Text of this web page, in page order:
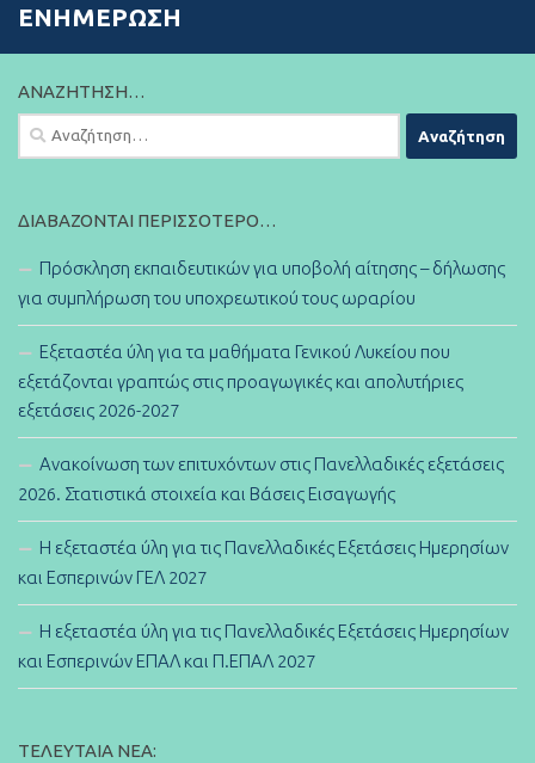
ΕΝΗΜΈΡΩΣΗ
ΑΝΑΖΉΤΗΣΗ…
Αναζήτηση
για:
ΔΙΑΒΆΖΟΝΤΑΙ ΠΕΡΙΣΣΌΤΕΡΟ…
Πρόσκληση εκπαιδευτικών για υποβολή αίτησης – δήλωσης
για συμπλήρωση του υποχρεωτικού τους ωραρίου
Εξεταστέα ύλη για τα μαθήματα Γενικού Λυκείου που
εξετάζονται γραπτώς στις προαγωγικές και απολυτήριες
εξετάσεις 2026-2027
Ανακοίνωση των επιτυχόντων στις Πανελλαδικές εξετάσεις
2026. Στατιστικά στοιχεία και Βάσεις Εισαγωγής
Η εξεταστέα ύλη για τις Πανελλαδικές Εξετάσεις Ημερησίων
και Εσπερινών ΓΕΛ 2027
Η εξεταστέα ύλη για τις Πανελλαδικές Εξετάσεις Ημερησίων
και Εσπερινών ΕΠΑΛ και Π.ΕΠΑΛ 2027
ΤΕΛΕΥΤΑΊΑ ΝΈΑ: